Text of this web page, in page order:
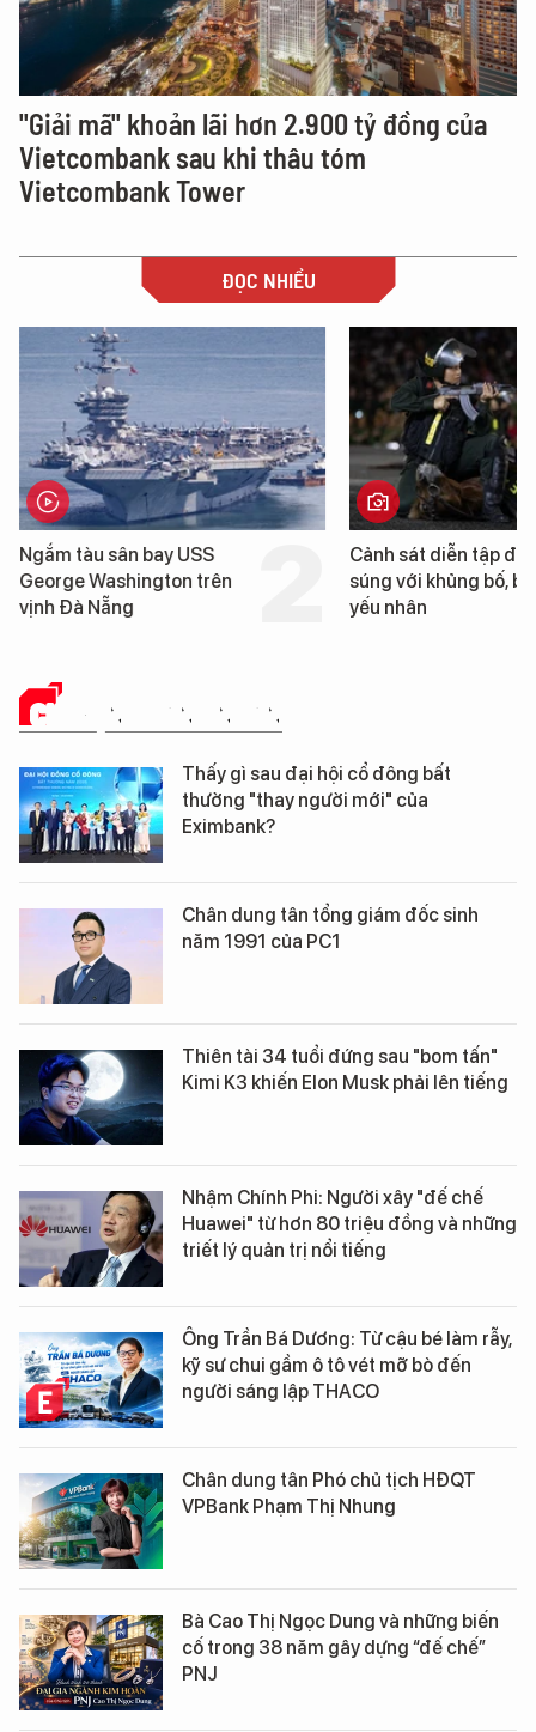
"Giải mã" khoản lãi hơn 2.900 tỷ đồng của
Vietcombank sau khi thâu tóm
Vietcombank Tower
ĐỌC NHIỀU
Cảnh sát diễn tập đấu
súng với khủng bố, bảo vệ
yếu nhân
Cận cảnh chiến hạm
tống tàu sân bay USS
George Washington
CHUYỆN DOANH NHÂN
Thấy gì sau đại hội cổ đông bất
thường "thay người mới" của
Eximbank?
Chân dung tân tổng giám đốc sinh
năm 1991 của PC1
Thiên tài 34 tuổi đứng sau "bom tấn"
Kimi K3 khiến Elon Musk phải lên tiếng
Nhậm Chính Phi: Người xây "đế chế
Huawei" từ hơn 80 triệu đồng và những
triết lý quản trị nổi tiếng
Ông Trần Bá Dương: Từ cậu bé làm rẫy,
kỹ sư chui gầm ô tô vét mỡ bò đến
người sáng lập THACO
Chân dung tân Phó chủ tịch HĐQT
VPBank Phạm Thị Nhung
Bà Cao Thị Ngọc Dung và những biến
cố trong 38 năm gây dựng “đế chế”
PNJ